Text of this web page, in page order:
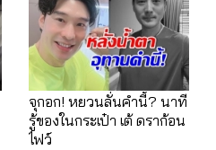
จุกอก! หยวนลั่นคำนี้? นาที
รู้ของในกระเป๋า เต้ ดราก้อน
ไฟว์